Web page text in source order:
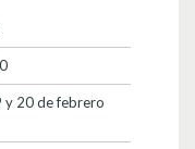
y 20 de febrero